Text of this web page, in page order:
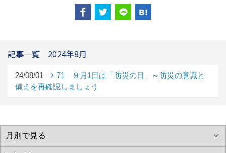
記事一覧｜2024年8月
24/08/01
71 ９月1日は「防災の日」～防災の意識と
備えを再確認しましょう